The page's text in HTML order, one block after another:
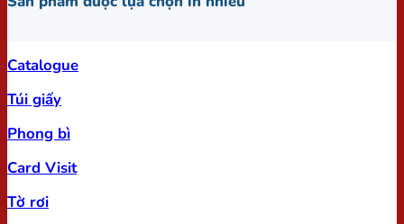
Catalogue
Túi giấy
Phong bì
Card Visit
Tờ rơi